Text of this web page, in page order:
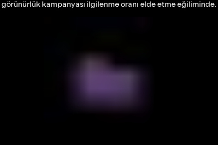
görünürlük kampanyası ilgilenme oranı elde etme eğiliminde.